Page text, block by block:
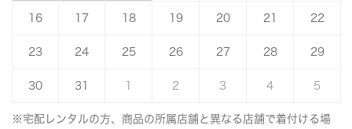
16 17 18 19 20 21 22
23 24 25 26 27 28 29
30 31 2 3 4 5
※宅配レンタルの方、商品の所属店舗と異なる店舗で着付ける場